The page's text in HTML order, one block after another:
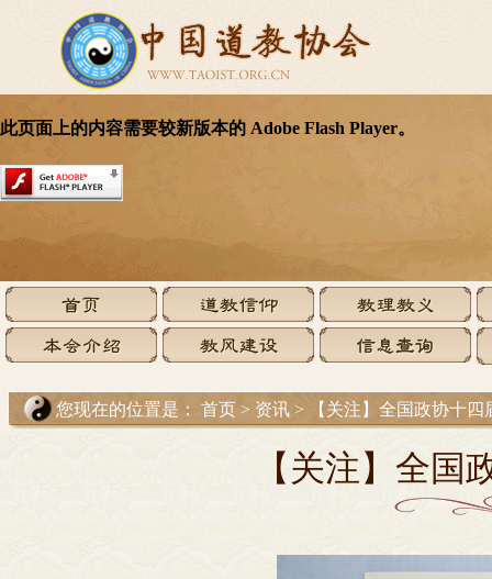
您现在的位置是： 首页 > 资讯 > 【关注】全国政协十
【关注】全国